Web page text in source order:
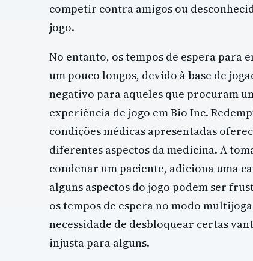
competir contra amigos ou
jogo.
No entanto, os tempos de espera
um pouco longos, devido à base de
negativo para aqueles que procuram
experiência de jogo em Bio Inc.
condições médicas apresentadas
diferentes aspectos da medicina. A
condenar um paciente, adiciona uma
alguns aspectos do jogo podem ser
os tempos de espera no modo
necessidade de desbloquear certas
injusta para alguns.